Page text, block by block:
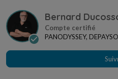
Bernard
PANODYSSEY, DEPAYSONS-Y MA DEVISE : QUI